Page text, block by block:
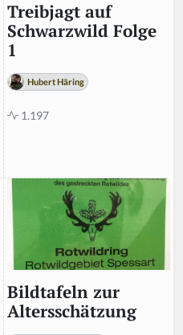
Treibjagt auf
Schwarzwild Folge
1
Hubert Häring
1.197
Bildtafeln zur
Altersschätzung